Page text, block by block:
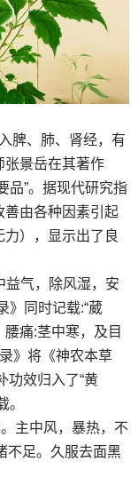
脾、肺、肾经，有
张景岳在其著作
品”。据现代研究指
善由各种因素引起
），显示出了良
益气，除风湿，安
》同时记载:“葳
痛:茎中寒，及目
》将《神农本草
功效归入了“黄
。
主中风，暴热，不
不足。久服去面黑